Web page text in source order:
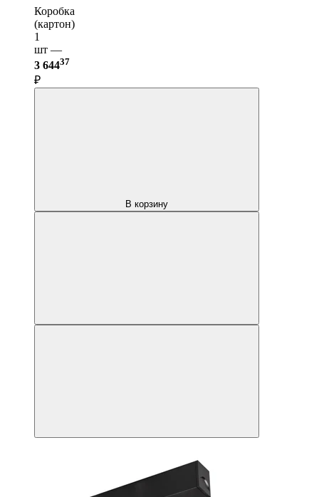
Коробка
(картон)
1
шт —
3 64437
₽
В корзину